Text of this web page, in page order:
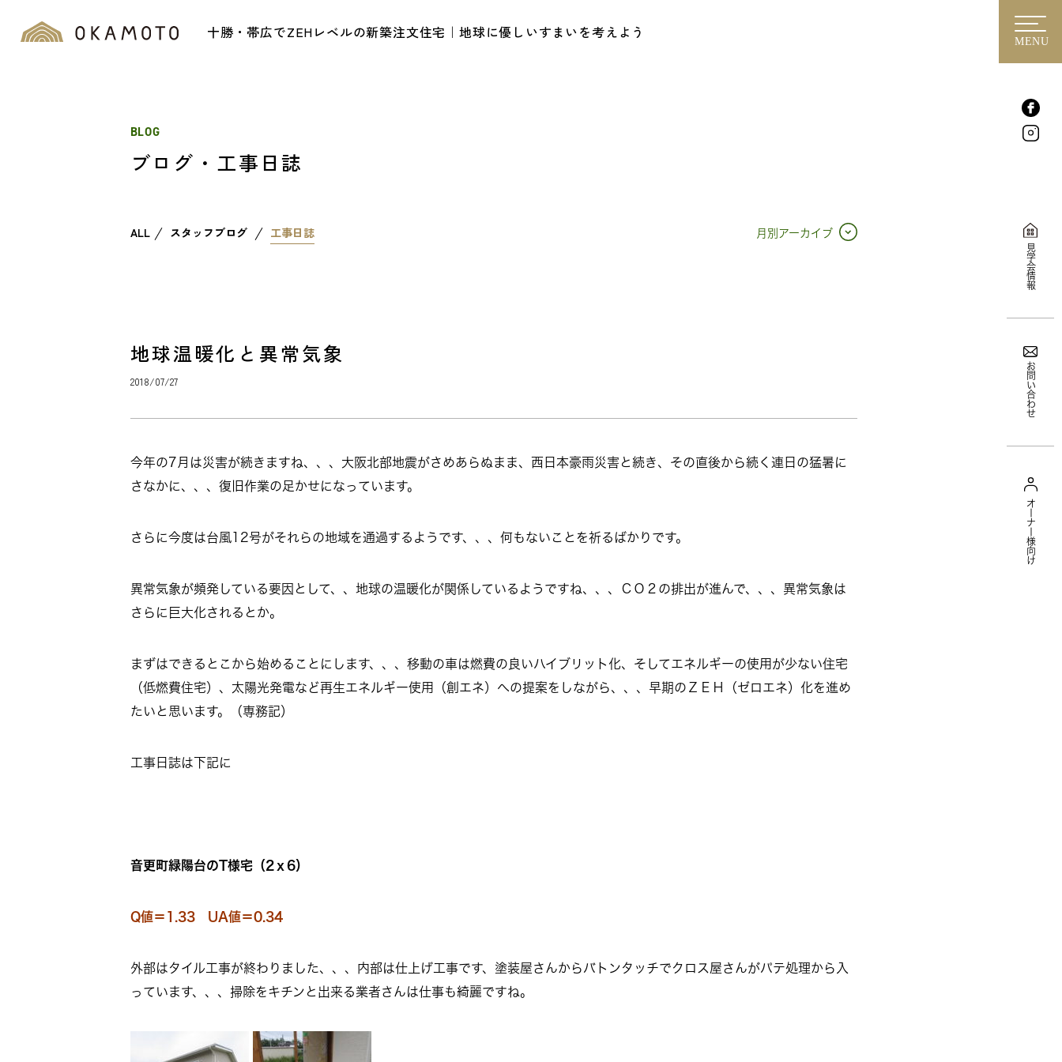
十勝・帯広でZEHレベルの新築注文住宅｜地球に優しいすまいを考えよう
MENU
見学会情報
お問い合わせ
オーナー様向け
BLOG
ブログ・工事日誌
ALL スタッフブログ 工事日誌 月別アーカイブ
地球温暖化と異常気象
2018/07/27
今年の7月は災害が続きますね、、、大阪北部地震がさめあらぬまま、西日本豪雨災害と続き、その直後から続く連日の猛暑に
さなかに、、、復旧作業の足かせになっています。
さらに今度は台風12号がそれらの地域を通過するようです、、、何もないことを祈るばかりです。
異常気象が頻発している要因として、、地球の温暖化が関係しているようですね、、、ＣＯ２の排出が進んで、、、異常気象は
さらに巨大化されるとか。
まずはできるとこから始めることにします、、、移動の車は燃費の良いハイブリット化、そしてエネルギーの使用が少ない住宅
（低燃費住宅）、太陽光発電など再生エネルギー使用（創エネ）への提案をしながら、、、早期のＺＥＨ（ゼロエネ）化を進め
たいと思います。（専務記）
工事日誌は下記に
音更町緑陽台のT様宅（2ｘ6）
Q値＝1.33 UA値＝0.34
外部はタイル工事が終わりました、、、内部は仕上げ工事です、塗装屋さんからバトンタッチでクロス屋さんがパテ処理から入
っています、、、掃除をキチンと出来る業者さんは仕事も綺麗ですね。